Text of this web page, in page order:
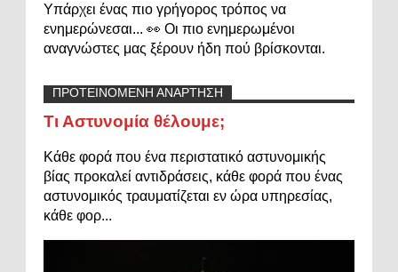
Υπάρχει ένας πιο γρήγορος τρόπος να
ενημερώνεσαι... 👀 Οι πιο ενημερωμένοι
αναγνώστες μας ξέρουν ήδη πού βρίσκονται.
ΠΡΟΤΕΙΝΟΜΕΝΗ ΑΝΑΡΤΗΣΗ
Τι Αστυνομία θέλουμε;
Κάθε φορά που ένα περιστατικό αστυνομικής
βίας προκαλεί αντιδράσεις, κάθε φορά που ένας
αστυνομικός τραυματίζεται εν ώρα υπηρεσίας,
κάθε φορ...